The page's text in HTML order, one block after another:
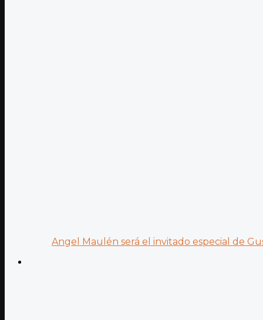
Angel Maulén será el invitado especial de